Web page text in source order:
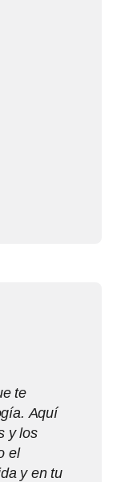
te
Aquí
y los
el
y en tu